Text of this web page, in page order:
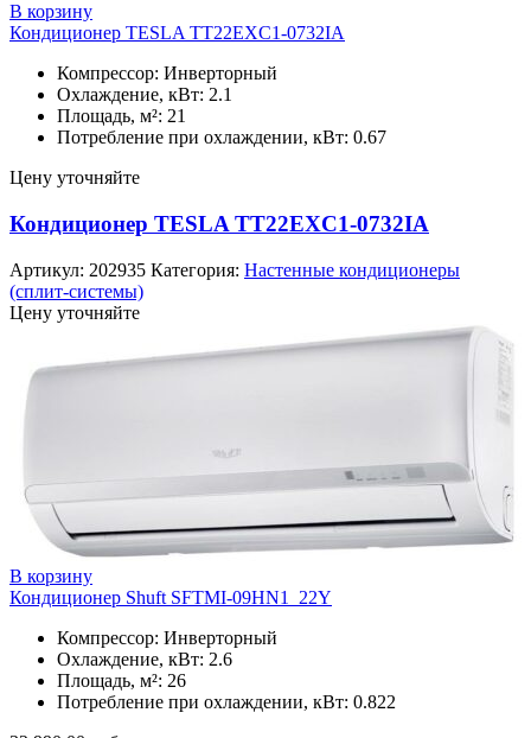
В корзину
Кондиционер TESLA TT22EXC1-0732IA
Компрессор: Инверторный
Охлаждение, кВт: 2.1
Площадь, м²: 21
Потребление при охлаждении, кВт: 0.67
Цену уточняйте
Кондиционер TESLA TT22EXC1-0732IA
Артикул: 202935 Категория: Настенные кондиционеры
(сплит-системы)
Цену уточняйте
В корзину
Кондиционер Shuft SFTMI-09HN1_22Y
Компрессор: Инверторный
Охлаждение, кВт: 2.6
Площадь, м²: 26
Потребление при охлаждении, кВт: 0.822